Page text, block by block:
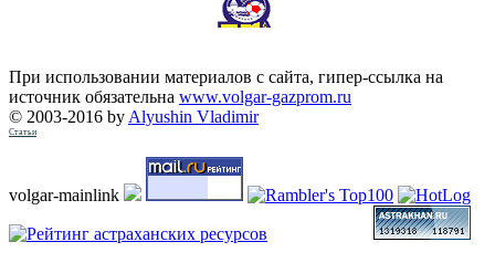
При использовании материалов с сайта, гипер-ссылка на
источник обязательна www.volgar-gazprom.ru
© 2003-2016 by Alyushin Vladimir
Статьи
volgar-mainlink